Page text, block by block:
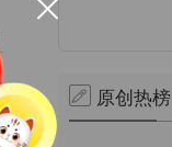
原创热榜